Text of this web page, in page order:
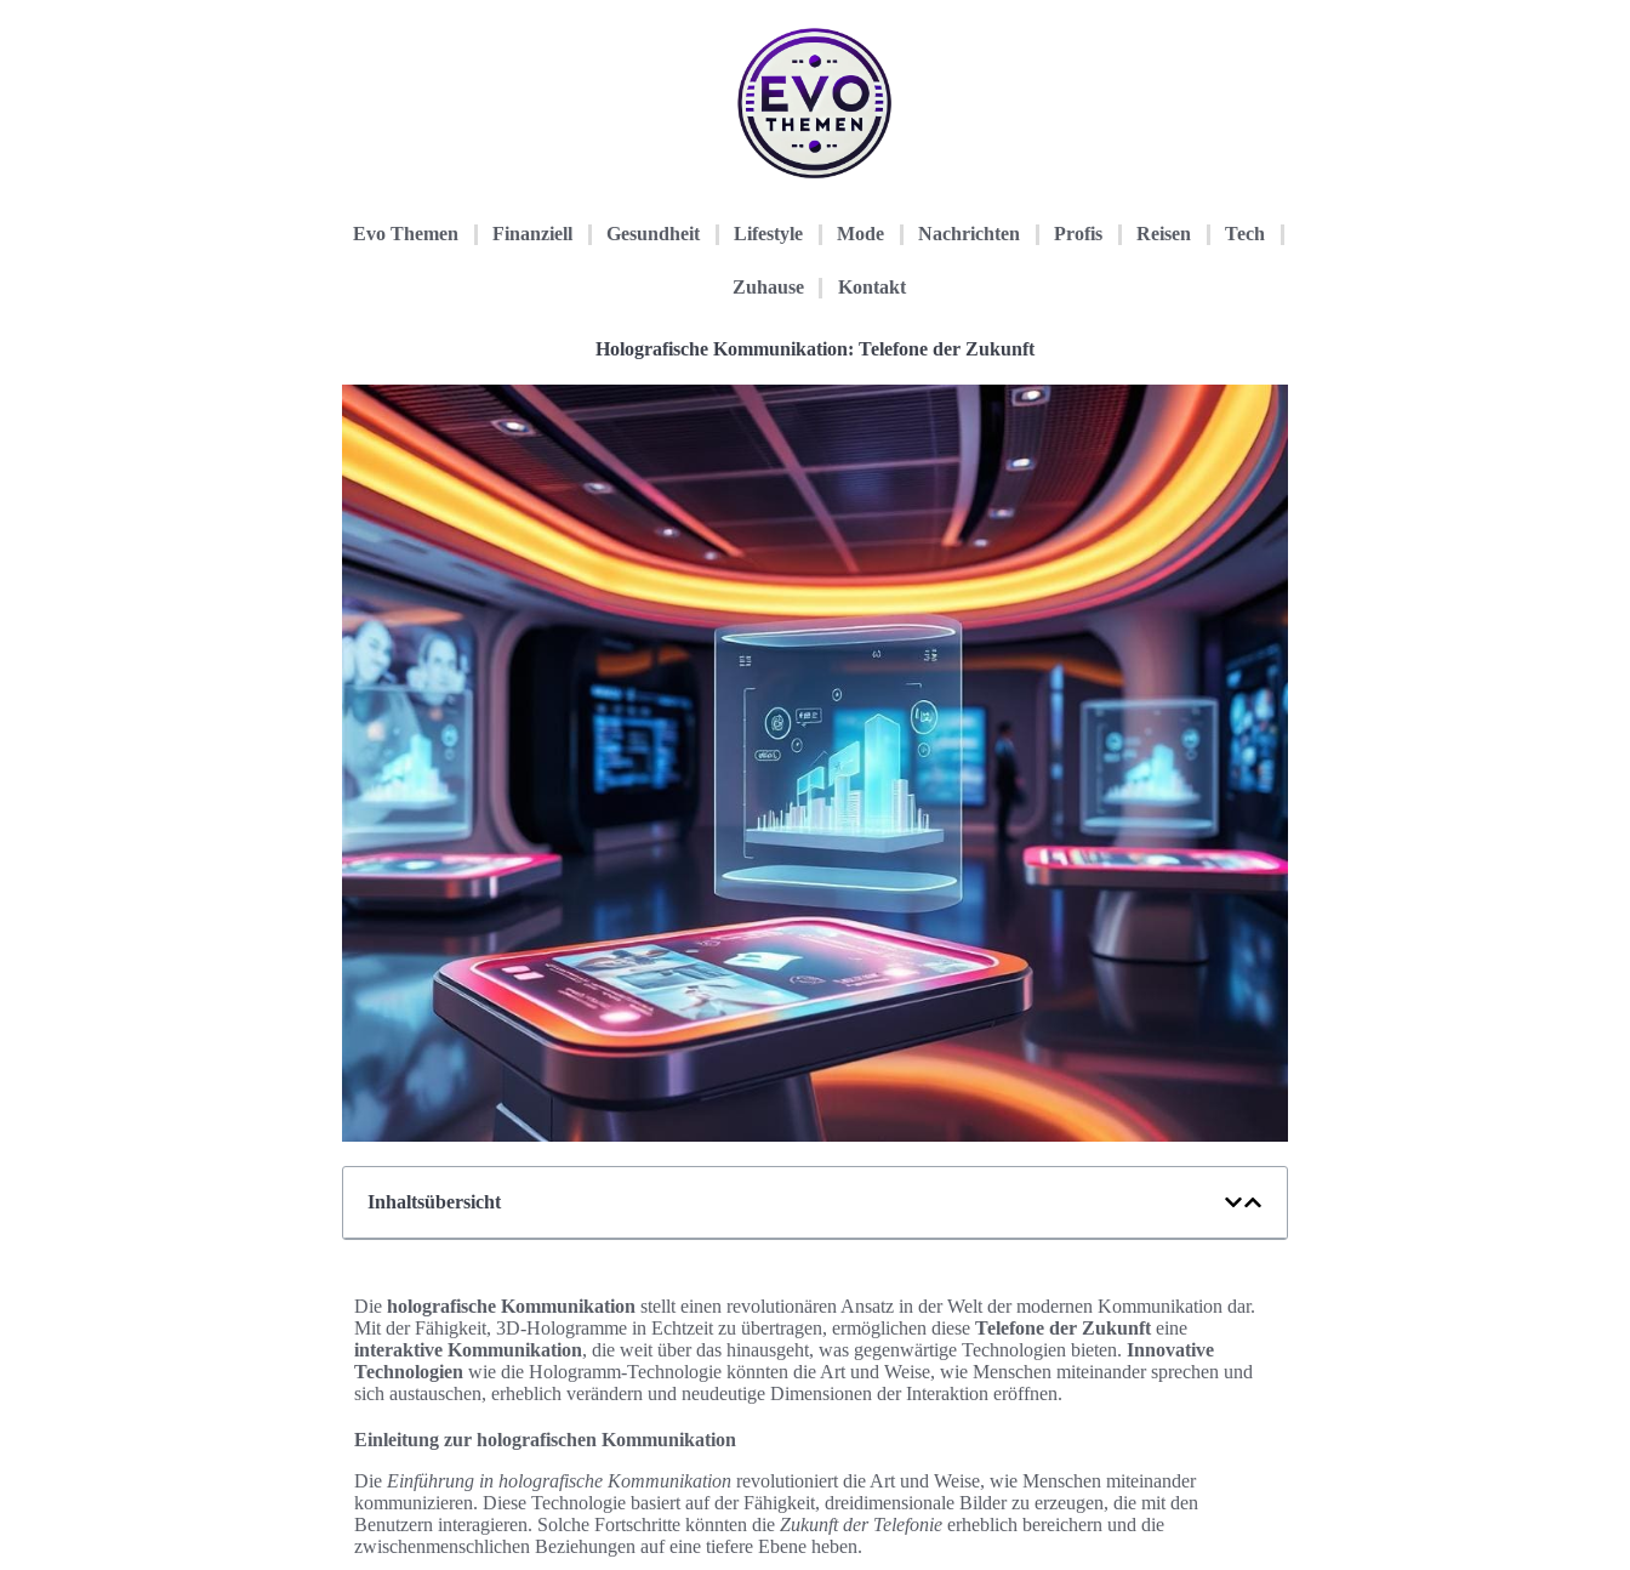
Evo Themen Finanziell Gesundheit Lifestyle Mode Nachrichten Profis Reisen Tech
Zuhause Kontakt
Holografische Kommunikation: Telefone der Zukunft
Inhaltsübersicht
Die holografische Kommunikation stellt einen revolutionären Ansatz in der Welt der modernen Kommunikation dar.
Mit der Fähigkeit, 3D-Hologramme in Echtzeit zu übertragen, ermöglichen diese Telefone der Zukunft eine
interaktive Kommunikation, die weit über das hinausgeht, was gegenwärtige Technologien bieten. Innovative
Technologien wie die Hologramm-Technologie könnten die Art und Weise, wie Menschen miteinander sprechen und
sich austauschen, erheblich verändern und neudeutige Dimensionen der Interaktion eröffnen.
Einleitung zur holografischen Kommunikation
Die Einführung in holografische Kommunikation revolutioniert die Art und Weise, wie Menschen miteinander
kommunizieren. Diese Technologie basiert auf der Fähigkeit, dreidimensionale Bilder zu erzeugen, die mit den
Benutzern interagieren. Solche Fortschritte könnten die Zukunft der Telefonie erheblich bereichern und die
zwischenmenschlichen Beziehungen auf eine tiefere Ebene heben.